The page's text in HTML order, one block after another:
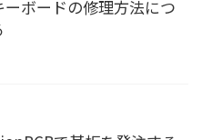
ーボードの修理方法につ